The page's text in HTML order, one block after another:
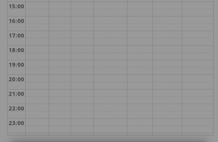
15:00
16:00
17:00
18:00
19:00
20:00
21:00
22:00
23:00